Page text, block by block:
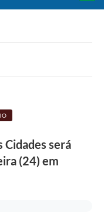
Cidades será
(24) em